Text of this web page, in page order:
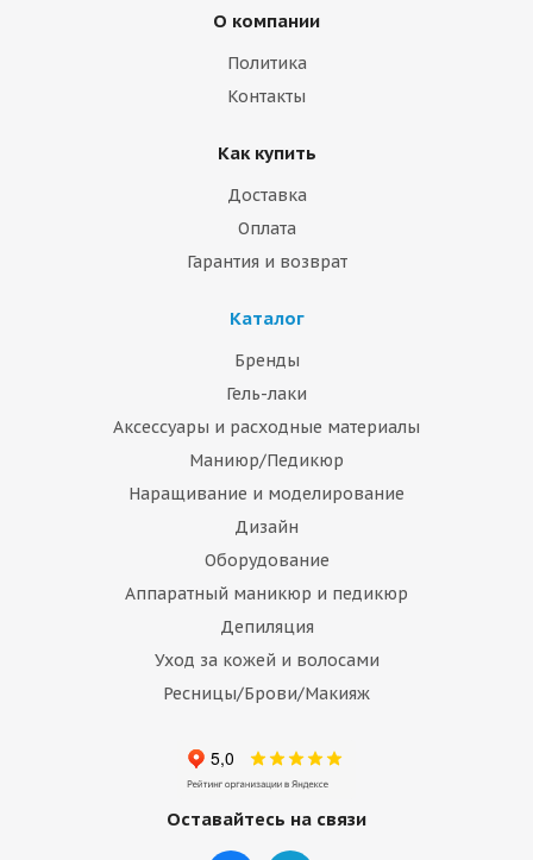
О компании
Политика
Контакты
Как купить
Доставка
Оплата
Гарантия и возврат
Каталог
Бренды
Гель-лаки
Аксессуары и расходные материалы
Маниюр/Педикюр
Наращивание и моделирование
Дизайн
Оборудование
Аппаратный маникюр и педикюр
Депиляция
Уход за кожей и волосами
Ресницы/Брови/Макияж
Оставайтесь на связи